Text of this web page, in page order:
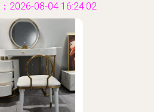
2026-08-04 16:24:02